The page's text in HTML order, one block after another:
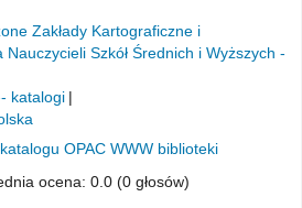
Zakłady Kartograficzne i
Szkół Średnich i Wyższych -
katalogi
OPAC WWW biblioteki
ocena: 0.0 (0 głosów)